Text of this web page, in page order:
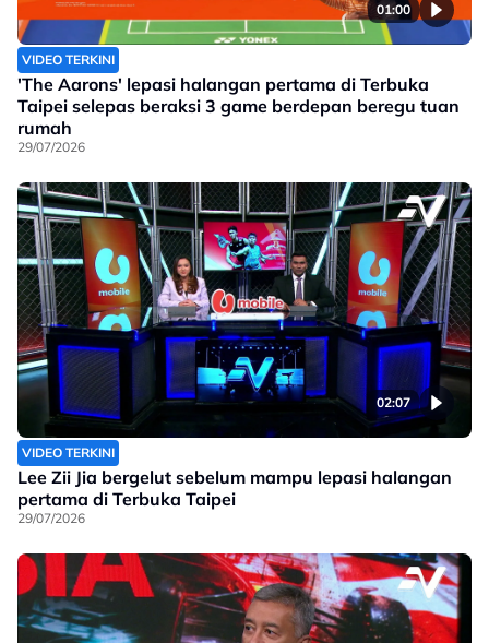
01:00
VIDEO TERKINI
'The Aarons' lepasi halangan pertama di Terbuka
Taipei selepas beraksi 3 game berdepan beregu tuan
rumah
29/07/2026
02:07
VIDEO TERKINI
Lee Zii Jia bergelut sebelum mampu lepasi halangan
pertama di Terbuka Taipei
29/07/2026